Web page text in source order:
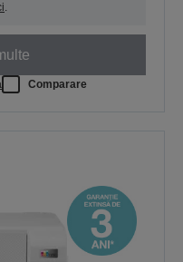
.
Comparare